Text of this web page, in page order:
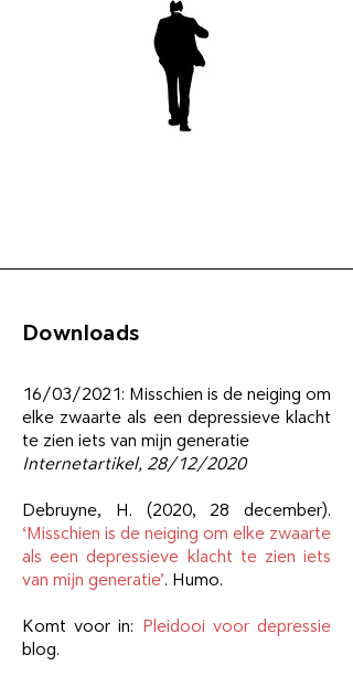
Downloads
16/03/2021: Misschien is de neiging om
elke zwaarte als een depressieve klacht
te zien iets van mijn generatie
Internetartikel, 28/12/2020
Debruyne, H. (2020, 28 december).
‘Misschien is de neiging om elke zwaarte
als een depressieve klacht te zien iets
van mijn generatie’. Humo.
Komt voor in: Pleidooi voor depressie
blog.